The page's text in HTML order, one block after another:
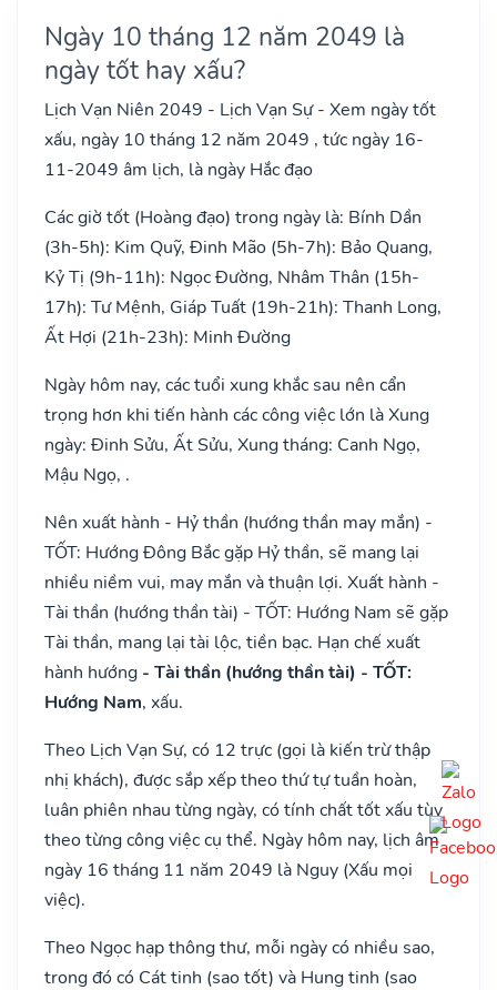
Ngày 10 tháng 12 năm 2049 là
ngày tốt hay xấu?
Lịch Vạn Niên 2049 - Lịch Vạn Sự - Xem ngày tốt
xấu, ngày 10 tháng 12 năm 2049 , tức ngày 16-
11-2049 âm lịch, là ngày Hắc đạo
Các giờ tốt (Hoàng đạo) trong ngày là: Bính Dần
(3h-5h): Kim Quỹ, Đinh Mão (5h-7h): Bảo Quang,
Kỷ Tị (9h-11h): Ngọc Đường, Nhâm Thân (15h-
17h): Tư Mệnh, Giáp Tuất (19h-21h): Thanh Long,
Ất Hợi (21h-23h): Minh Đường
Ngày hôm nay, các tuổi xung khắc sau nên cẩn
trọng hơn khi tiến hành các công việc lớn là Xung
ngày: Đinh Sửu, Ất Sửu, Xung tháng: Canh Ngọ,
Mậu Ngọ, .
Nên xuất hành - Hỷ thần (hướng thần may mắn) -
TỐT: Hướng Đông Bắc gặp Hỷ thần, sẽ mang lại
nhiều niềm vui, may mắn và thuận lợi. Xuất hành -
Tài thần (hướng thần tài) - TỐT: Hướng Nam sẽ gặp
Tài thần, mang lại tài lộc, tiền bạc. Hạn chế xuất
hành hướng - Tài thần (hướng thần tài) - TỐT:
Hướng Nam, xấu.
Theo Lịch Vạn Sự, có 12 trực (gọi là kiến trừ thập
nhị khách), được sắp xếp theo thứ tự tuần hoàn,
luân phiên nhau từng ngày, có tính chất tốt xấu tùy
theo từng công việc cụ thể. Ngày hôm nay, lịch âm
ngày 16 tháng 11 năm 2049 là Nguy (Xấu mọi
việc).
Theo Ngọc hạp thông thư, mỗi ngày có nhiều sao,
trong đó có Cát tinh (sao tốt) và Hung tinh (sao